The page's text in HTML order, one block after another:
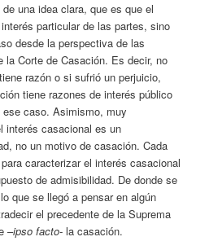
una idea clara, que es que el
particular de las partes, sino
desde la perspectiva de las
la Corte de Casación. Es decir, no
razón o si sufrió un perjuicio,
tiene razones de interés público
caso. Asimismo, muy
interés casacional es un
no un motivo de casación. Cada
caracterizar el interés casacional
de admisibilidad. De donde se
que se llegó a pensar en algún
el precedente de la Suprema
–ipso facto- la casación.